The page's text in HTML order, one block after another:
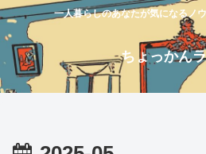
一人暮らしのあなたが気になるノ
ちょっかん